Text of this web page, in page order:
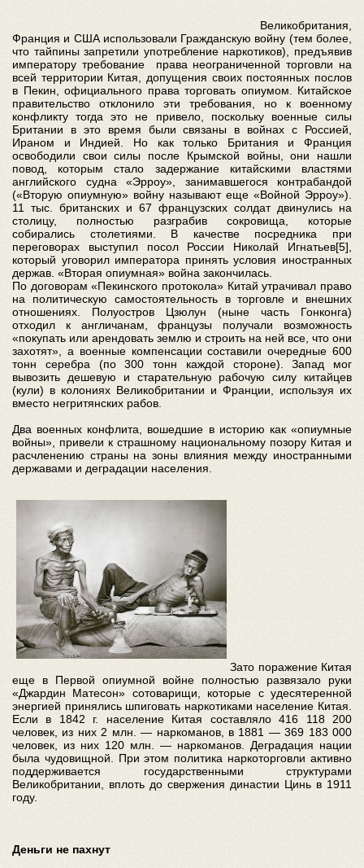
Великобритания,
Франция и США использовали Гражданскую войну (тем более,
что тайпины запретили употребление наркотиков), предъявив
императору требование права неограниченной торговли на
всей территории Китая, допущения своих постоянных послов
в Пекин, официального права торговать опиумом. Китайское
правительство отклонило эти требования, но к военному
конфликту тогда это не привело, поскольку военные силы
Британии в это время были связаны в войнах с Россией,
Ираном и Индией. Но как только Британия и Франция
освободили свои силы после Крымской войны, они нашли
повод, которым стало задержание китайскими властями
английского судна «Эрроу», занимавшегося контрабандой
(«Вторую опиумную» войну называют еще «Войной Эрроу»).
11 тыс. британских и 67 французских солдат двинулись на
столицу, полностью разграбив сокровища, которые
собирались столетиями. В качестве посредника при
переговорах выступил посол России Николай Игнатьев[5],
который уговорил императора принять условия иностранных
держав. «Вторая опиумная» война закончилась.
По договорам «Пекинского протокола» Китай утрачивал право
на политическую самостоятельность в торговле и внешних
отношениях. Полуостров Цзюлун (ныне часть Гонконга)
отходил к англичанам, французы получали возможность
«покупать или арендовать землю и строить на ней все, что они
захотят», а военные компенсации составили очередные 600
тонн серебра (по 300 тонн каждой стороне). Запад мог
вывозить дешевую и старательную рабочую силу китайцев
(кули) в колониях Великобритании и Франции, используя их
вместо негритянских рабов.
Два военных конфлита, вошедшие в историю как «опиумные
войны», привели к страшному национальному позору Китая и
расчленению страны на зоны влияния между иностранными
державами и деградации населения.
Зато поражение Китая
еще в Первой опиумной войне полностью развязало руки
«Джардин Матесон» сотоварищи, которые с удесятеренной
энергией принялись шпиговать наркотиками население Китая.
Если в 1842 г. население Китая составляло 416 118 200
человек, из них 2 млн. — наркоманов, в 1881 — 369 183 000
человек, из них 120 млн. — наркоманов. Деградация нации
была чудовищной. При этом политика наркоторговли активно
поддерживается государственными структурами
Великобритании, вплоть до свержения династии Цинь в 1911
году.
Деньги не пахнут